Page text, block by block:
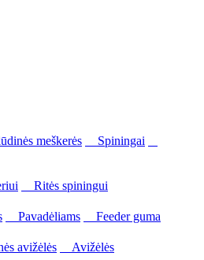
meškerės
Spiningai
Ritės spiningui
Pavadėliams
Feeder guma
avižėlės
Avižėlės